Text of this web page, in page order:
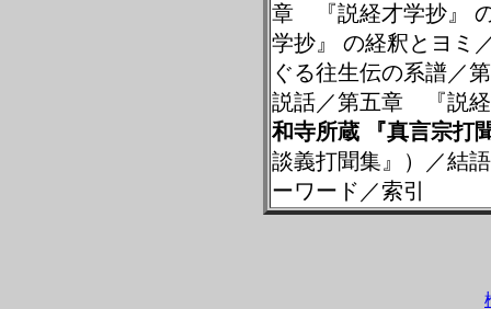
章 『説経才学抄』
学抄』
の経釈とヨミ
ぐる往生伝の系譜／
説話／第五章 『説
和寺所蔵
『真言宗打
談義打聞集』）／結
ーワード／索引